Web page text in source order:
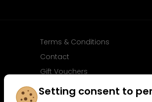
Terms & Conditions
Contact
Gift Vouchers
FAQ
Setting consent to